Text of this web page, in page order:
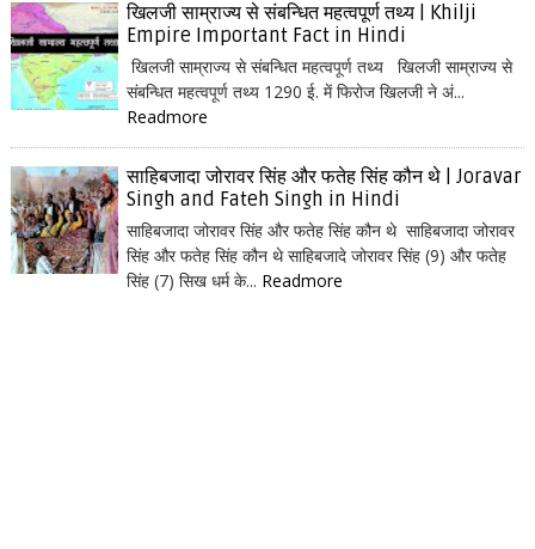
खिलजी साम्राज्य से संबन्धित महत्वपूर्ण तथ्य | Khilji
Empire Important Fact in Hindi
खिलजी साम्राज्य से संबन्धित महत्वपूर्ण तथ्य खिलजी साम्राज्य से
संबन्धित महत्वपूर्ण तथ्य 1290 ई. में फिरोज खिलजी ने अं...
Readmore
साहिबजादा जोरावर सिंह और फतेह सिंह कौन थे | Joravar
Singh and Fateh Singh in Hindi
साहिबजादा जोरावर सिंह और फतेह सिंह कौन थे साहिबजादा जोरावर
सिंह और फतेह सिंह कौन थे साहिबजादे जोरावर सिंह (9) और फतेह
सिंह (7) सिख धर्म के... Readmore